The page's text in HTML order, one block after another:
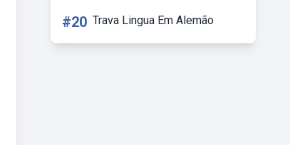
#20 Trava Lingua Em Alemão